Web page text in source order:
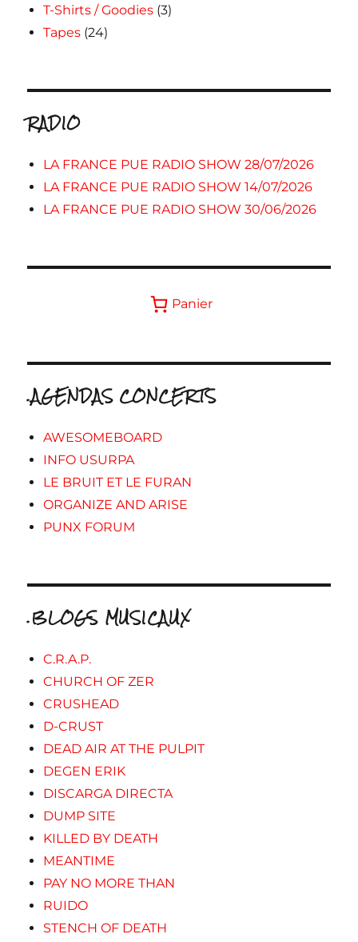
T-Shirts / Goodies (3)
Tapes (24)
RADIO
LA FRANCE PUE RADIO SHOW 28/07/2026
LA FRANCE PUE RADIO SHOW 14/07/2026
LA FRANCE PUE RADIO SHOW 30/06/2026
Panier
.AGENDAS CONCERTS
AWESOMEBOARD
INFO USURPA
LE BRUIT ET LE FURAN
ORGANIZE AND ARISE
PUNX FORUM
.BLOGS MUSICAUX
C.R.A.P.
CHURCH OF ZER
CRUSHEAD
D-CRUST
DEAD AIR AT THE PULPIT
DEGEN ERIK
DISCARGA DIRECTA
DUMP SITE
KILLED BY DEATH
MEANTIME
PAY NO MORE THAN
RUIDO
STENCH OF DEATH